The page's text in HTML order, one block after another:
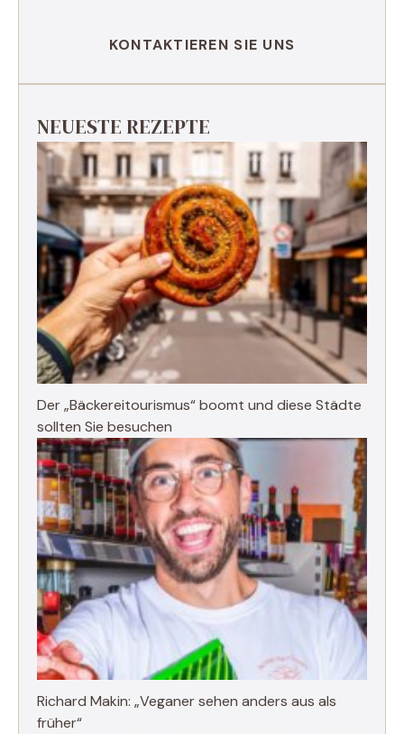
KONTAKTIEREN SIE UNS
NEUESTE REZEPTE
Der „Bäckereitourismus“ boomt und diese Städte
sollten Sie besuchen
Richard Makin: „Veganer sehen anders aus als
früher“